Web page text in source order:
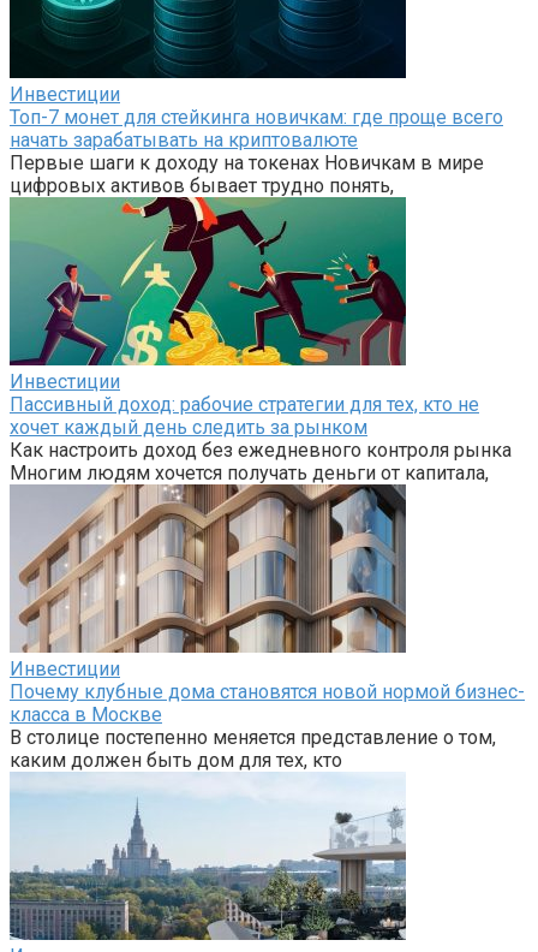
Инвестиции
Топ-7 монет для стейкинга новичкам: где проще всего
начать зарабатывать на криптовалюте
Первые шаги к доходу на токенах Новичкам в мире
цифровых активов бывает трудно понять,
Инвестиции
Пассивный доход: рабочие стратегии для тех, кто не
хочет каждый день следить за рынком
Как настроить доход без ежедневного контроля рынка
Многим людям хочется получать деньги от капитала,
Инвестиции
Почему клубные дома становятся новой нормой бизнес-
класса в Москве
В столице постепенно меняется представление о том,
каким должен быть дом для тех, кто